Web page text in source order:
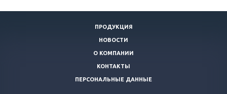
ПРОДУКЦИЯ
НОВОСТИ
О КОМПАНИИ
КОНТАКТЫ
ПЕРСОНАЛЬНЫЕ ДАННЫЕ